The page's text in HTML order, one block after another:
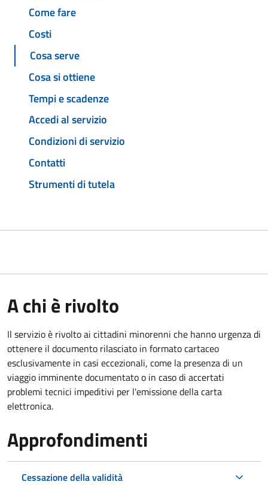
Come fare
Costi
Cosa serve
Cosa si ottiene
Tempi e scadenze
Accedi al servizio
Condizioni di servizio
Contatti
Strumenti di tutela
A chi è rivolto
Il servizio è rivolto ai cittadini minorenni che hanno urgenza di
ottenere il documento rilasciato in formato cartaceo
esclusivamente in casi eccezionali, come la presenza di un
viaggio imminente documentato o in caso di accertati
problemi tecnici impeditivi per l'emissione della carta
elettronica.
Approfondimenti
Cessazione della validità